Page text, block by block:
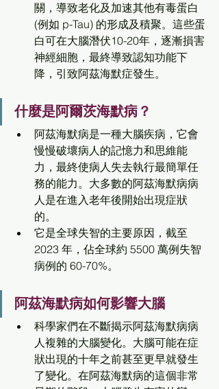
關，導致老化及加速其他有毒蛋白
(例如 p-Tau) 的形成及積聚。這些蛋
白可在大腦潛伏10-20年，逐漸損害
神經細胞，最終導致認知功能下
降，引致阿茲海默症發生。
什麼是阿爾茨海默病？
阿茲海默病是一種大腦疾病，它會
慢慢破壞病人的記憶力和思維能
力，最終使病人失去執行最簡單任
務的能力。大多數的阿茲海默病病
人是在進入老年後開始出現症狀
的。
它是全球失智的主要原因，截至
2023 年，佔全球約 5500 萬例失智
病例的 60-70%。
阿茲海默病如何影響大腦
科學家們在不斷揭示阿茲海默病病
人複雜的大腦變化。大腦可能在症
狀出現的十年之前甚至更早就發生
了變化。在阿茲海默病的這個非常